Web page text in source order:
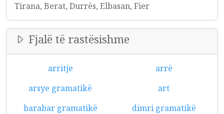
Tirana, Berat, Durrës, Elbasan, Fier
Fjalë të rastësishme
arritje
arrë
arsye gramatikë
art
barabar gramatikë
dimri gramatikë